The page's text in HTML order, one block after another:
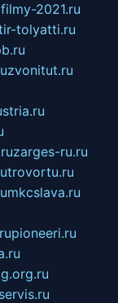
2021.ru
tolyatti.ru
zvonitut.ru
zarges-ru.ru
utrovortu.ru
mkcslava.ru
pioneeri.ru